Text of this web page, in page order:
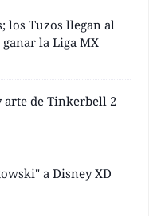
los Tuzos llegan al
la Liga MX
arte de Tinkerbell 2
a Disney XD